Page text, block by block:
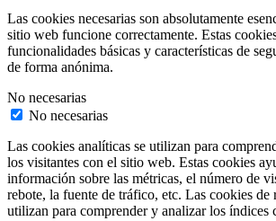
Las cookies necesarias son absolutamente
sitio web funcione correctamente. Estas
funcionalidades básicas y características de
de forma anónima.
No necesarias
No necesarias
Las cookies analíticas se utilizan para
los visitantes con el sitio web. Estas cookies
información sobre las métricas, el número de
rebote, la fuente de tráfico, etc. Las cookies de
utilizan para comprender y analizar los índices